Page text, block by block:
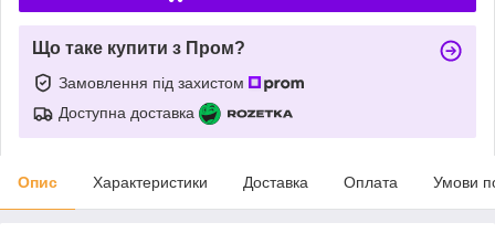
Що таке купити з Пром?
Замовлення під захистом
Доступна доставка
Опис Характеристики Доставка Оплата Умови